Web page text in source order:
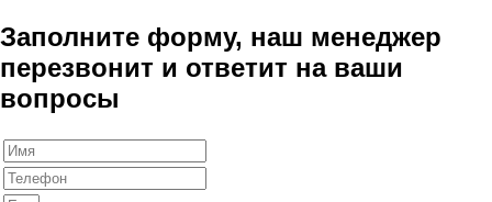
Заполните форму, наш менеджер
перезвонит и ответит на ваши
вопросы